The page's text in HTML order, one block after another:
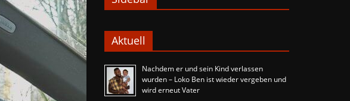
Aktuell
Nachdem er und sein Kind verlassen
wurden – Loko Ben ist wieder vergeben und
wird erneut Vater